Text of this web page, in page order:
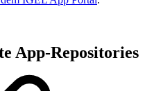
App-Repositories